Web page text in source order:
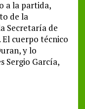
a la partida,
de la
Secretaría de
cuerpo técnico
y lo
Sergio García,